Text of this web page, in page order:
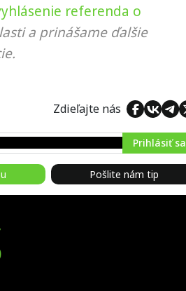
referenda o
a prinášame ďalšie
Zdieľajte nás
Prihlásiť sa
Pošlite nám tip